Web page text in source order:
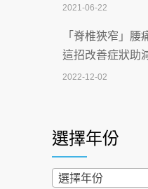
2026-07-02
4連霸議員黃秋
西園醫院55周年
民眾熱血響應
2026-06-30
2021-06-22
「脊椎狹窄」
這招改善症狀助
2022-12-02
2022-02-17
過量維生素D和
選擇年份
選擇年份